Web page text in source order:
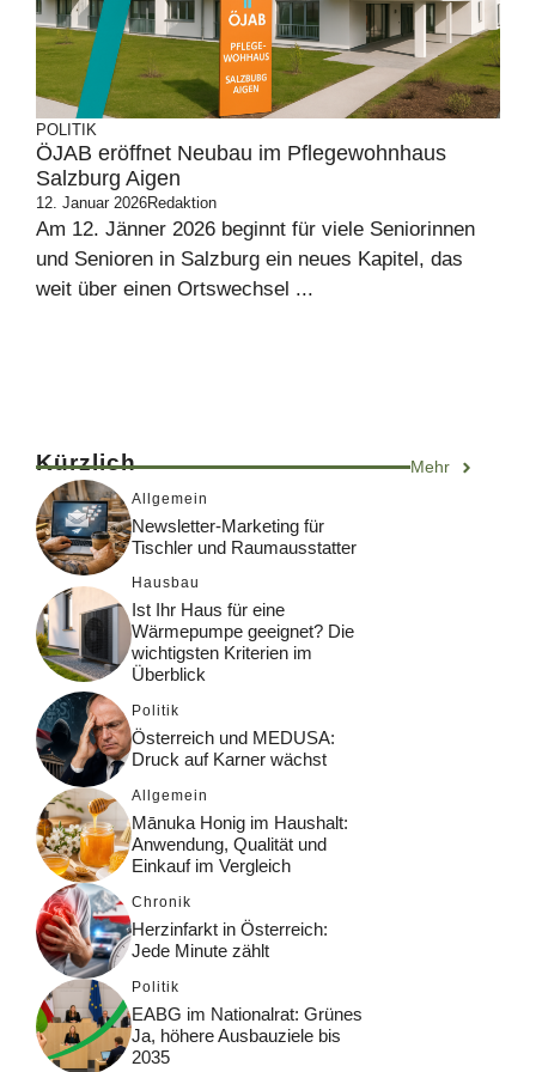
POLITIK
ÖJAB eröffnet Neubau im Pflegewohnhaus
Salzburg Aigen
12. Januar 2026Redaktion
Am 12. Jänner 2026 beginnt für viele Seniorinnen
und Senioren in Salzburg ein neues Kapitel, das
weit über einen Ortswechsel ...
Kürzlich Mehr
Allgemein
Newsletter-Marketing für
Tischler und Raumausstatter
Hausbau
Ist Ihr Haus für eine
Wärmepumpe geeignet? Die
wichtigsten Kriterien im
Überblick
Politik
Österreich und MEDUSA:
Druck auf Karner wächst
Allgemein
Mānuka Honig im Haushalt:
Anwendung, Qualität und
Einkauf im Vergleich
Chronik
Herzinfarkt in Österreich:
Jede Minute zählt
Politik
EABG im Nationalrat: Grünes
Ja, höhere Ausbauziele bis
2035